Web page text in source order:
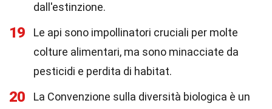
dall'estinzione.
19
Le api sono impollinatori cruciali per molte
colture alimentari, ma sono minacciate da
pesticidi e perdita di habitat.
20
La Convenzione sulla diversità biologica è un